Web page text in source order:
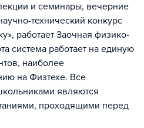
и семинары, вечерние
технический конкурс
работает Заочная физико-
система работает на единую
наиболее
на Физтехе. Все
являются
проходящими перед